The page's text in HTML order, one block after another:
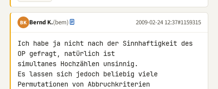
BK Bernd K.(bem) 2009-02-24 12:37#1159315
Ich habe ja nicht nach der Sinnhaftigkeit des
OP gefragt, natürlich ist
simultanes Hochzählen unsinnig.
Es lassen sich jedoch beliebig viele
Permutationen von Abbruchkriterien